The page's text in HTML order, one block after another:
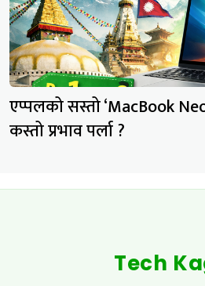
एप्पलको सस्तो ‘MacBook
कस्तो प्रभाव पर्ला ?
Tech